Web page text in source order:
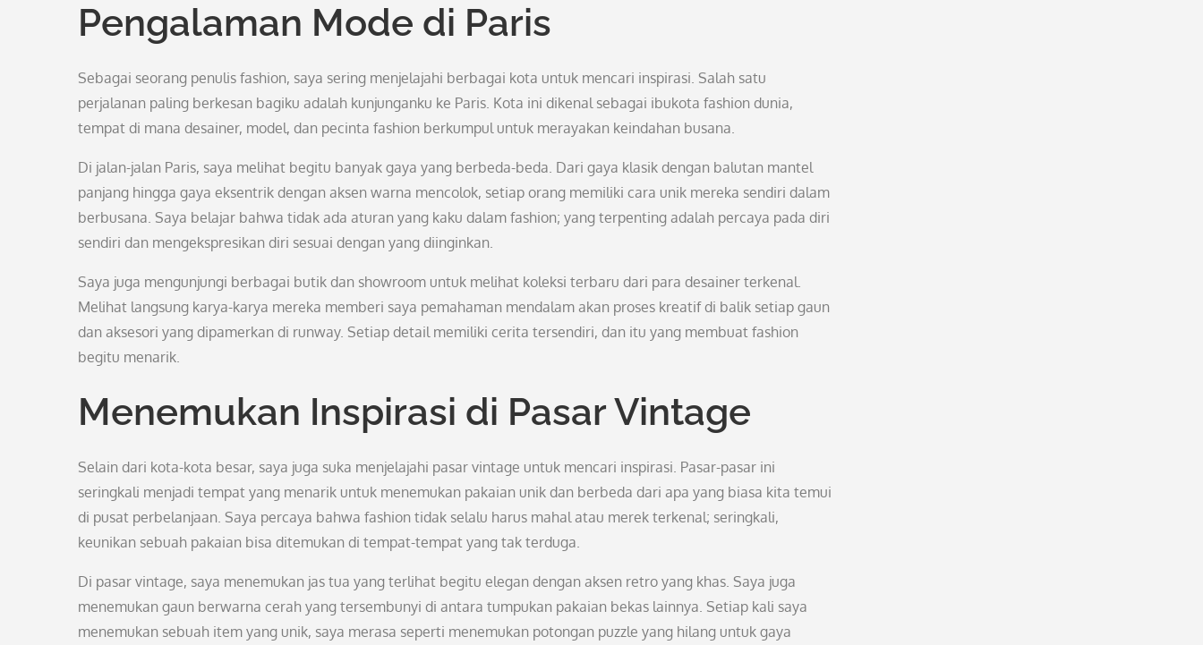
Pengalaman Mode di Paris
Sebagai seorang penulis fashion, saya sering menjelajahi berbagai kota untuk mencari inspirasi. Salah satu
perjalanan paling berkesan bagiku adalah kunjunganku ke Paris. Kota ini dikenal sebagai ibukota fashion dunia,
tempat di mana desainer, model, dan pecinta fashion berkumpul untuk merayakan keindahan busana.
Di jalan-jalan Paris, saya melihat begitu banyak gaya yang berbeda-beda. Dari gaya klasik dengan balutan mantel
panjang hingga gaya eksentrik dengan aksen warna mencolok, setiap orang memiliki cara unik mereka sendiri dalam
berbusana. Saya belajar bahwa tidak ada aturan yang kaku dalam fashion; yang terpenting adalah percaya pada diri
sendiri dan mengekspresikan diri sesuai dengan yang diinginkan.
Saya juga mengunjungi berbagai butik dan showroom untuk melihat koleksi terbaru dari para desainer terkenal.
Melihat langsung karya-karya mereka memberi saya pemahaman mendalam akan proses kreatif di balik setiap gaun
dan aksesori yang dipamerkan di runway. Setiap detail memiliki cerita tersendiri, dan itu yang membuat fashion
begitu menarik.
Menemukan Inspirasi di Pasar Vintage
Selain dari kota-kota besar, saya juga suka menjelajahi pasar vintage untuk mencari inspirasi. Pasar-pasar ini
seringkali menjadi tempat yang menarik untuk menemukan pakaian unik dan berbeda dari apa yang biasa kita temui
di pusat perbelanjaan. Saya percaya bahwa fashion tidak selalu harus mahal atau merek terkenal; seringkali,
keunikan sebuah pakaian bisa ditemukan di tempat-tempat yang tak terduga.
Di pasar vintage, saya menemukan jas tua yang terlihat begitu elegan dengan aksen retro yang khas. Saya juga
menemukan gaun berwarna cerah yang tersembunyi di antara tumpukan pakaian bekas lainnya. Setiap kali saya
menemukan sebuah item yang unik, saya merasa seperti menemukan potongan puzzle yang hilang untuk gaya